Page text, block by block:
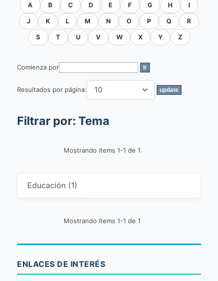
A B C D E F G H I
J K L M N O P Q R
S T U V W X Y Z
Comienza por
Resultados por página:
Filtrar por: Tema
Mostrando ítems 1-1 de 1
Educación (1)
Mostrando ítems 1-1 de 1
ENLACES DE INTERÉS